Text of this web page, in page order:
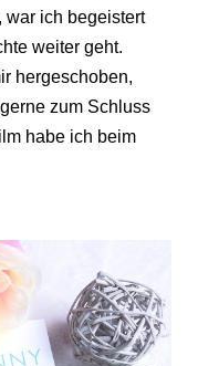
war ich begeistert
weiter geht.
hergeschoben,
zum Schluss
habe ich beim